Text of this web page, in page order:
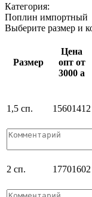
Категория:
Поплин импортный
Выберите размер и
Размер
Цена
опт от
3000 a
1,5 сп. 15601412
2 сп. 17701602